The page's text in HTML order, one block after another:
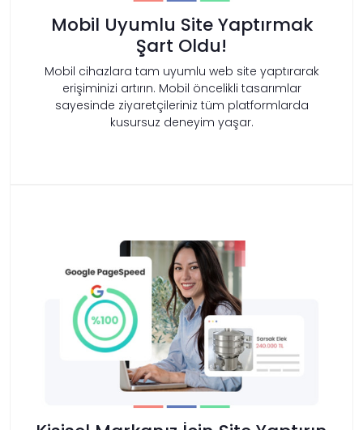
Mobil Uyumlu Site Yaptırmak
Şart Oldu!
Mobil cihazlara tam uyumlu web site yaptırarak
erişiminizi artırın. Mobil öncelikli tasarımlar
sayesinde ziyaretçileriniz tüm platformlarda
kusursuz deneyim yaşar.